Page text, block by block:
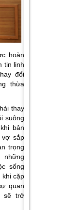
hoàn
tin linh
đổi
thừa
thay
suông
bản
sắp
trọng
sống
khi cặp
quan
sẽ trở